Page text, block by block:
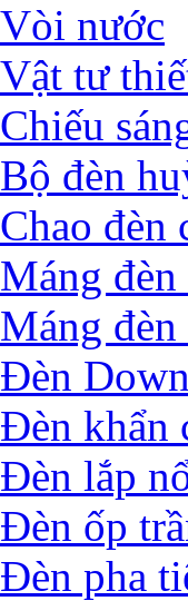
Vòi nước
Vật tư
Chiếu
Bộ đèn
Chao đèn
Máng đèn
Máng
Đèn
Đèn khẩn
Đèn lắp
Đèn ốp
Đèn pha